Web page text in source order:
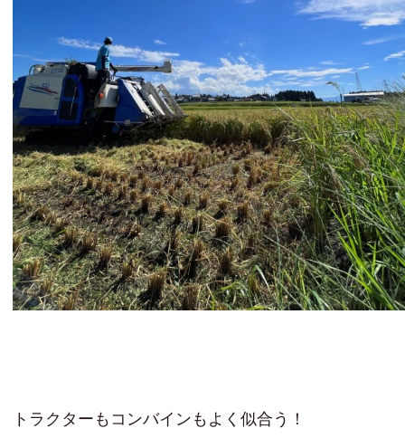
トラクターもコンバインもよく似合う！